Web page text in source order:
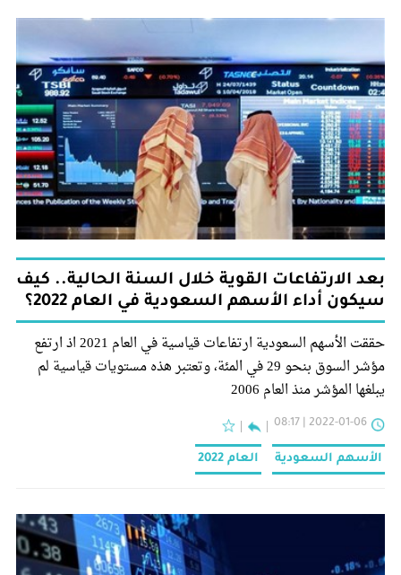
بعد الارتفاعات القوية خلال السنة الحالية.. كيف
سيكون أداء الأسهم السعودية في العام 2022؟
حققت الأسهم السعودية ارتفاعات قياسية في العام 2021 اذ ارتفع
مؤشر السوق بنحو 29 في المئة، وتعتبر هذه مستويات قياسية لم
يبلغها المؤشر منذ العام 2006
2022-01-06 | 08:17
الأسهم السعودية العام 2022